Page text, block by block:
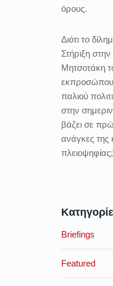
όρους.
Διότι το
Στήριξη
Μητσοτάκη
εκπροσώπου
παλιού
στην
βάζει σε
ανάγκες της
πλειοψηφίας;
Briefings
Featured